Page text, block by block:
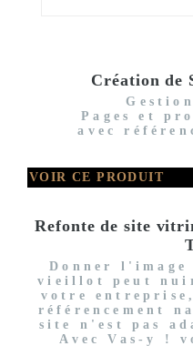
Création de
Pages et
avec
VOIR CE PRODUIT
Refonte de site
Donner
vieillot peut
votre
référencement
site n'est pas
Avec Vas-y !